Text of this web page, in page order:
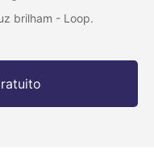
brilham - Loop.